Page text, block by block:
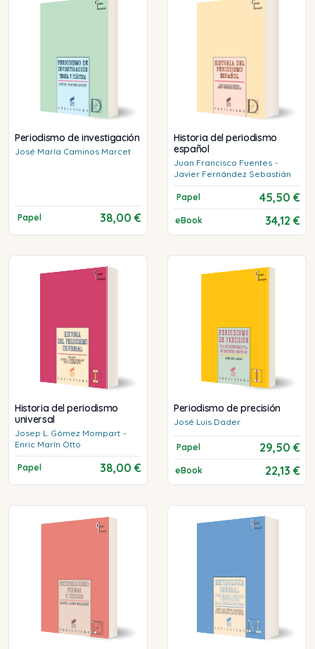
Periodismo de investigación
José María Caminos Marcet
Papel 38,00 €
Historia del periodismo
español
Juan Francisco Fuentes -
Javier Fernández Sebastián
Papel 45,50 €
eBook 34,12 €
Historia del periodismo
universal
Josep L. Gómez Mompart -
Enric Marín Otto
Papel 38,00 €
Periodismo de precisión
José Luis Dader
Papel 29,50 €
eBook 22,13 €